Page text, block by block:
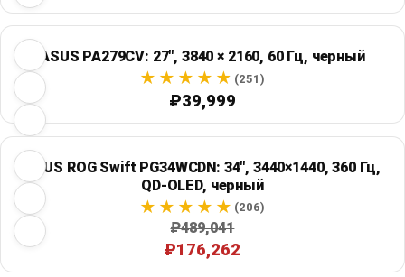
ASUS PA279CV: 27", 3840 × 2160, 60 Гц, черный
(251)
₽39,999
ASUS ROG Swift PG34WCDN: 34", 3440×1440, 360 Гц,
QD-OLED, черный
(206)
₽489,041
₽176,262